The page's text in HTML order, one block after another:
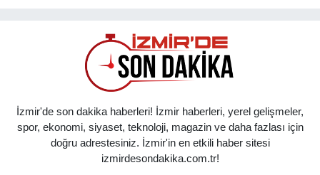
İzmir'de son dakika haberleri! İzmir haberleri, yerel gelişmeler,
spor, ekonomi, siyaset, teknoloji, magazin ve daha fazlası için
doğru adrestesiniz. İzmir'in en etkili haber sitesi
izmirdesondakika.com.tr!